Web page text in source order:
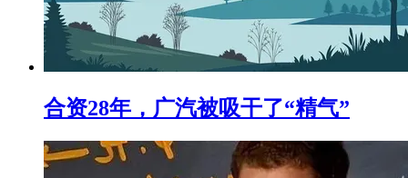
合资28年，广汽被吸干了“精气”